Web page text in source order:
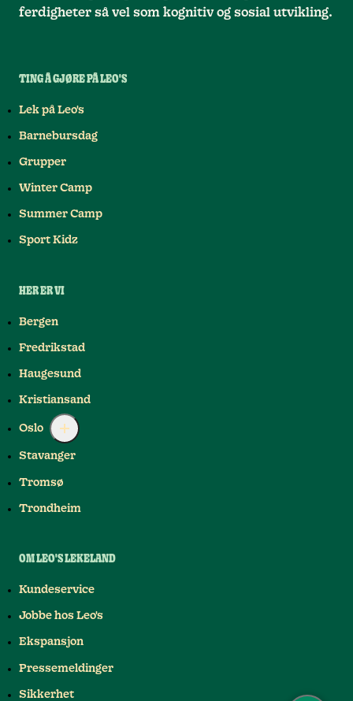
ferdigheter så vel som kognitiv og sosial utvikling.
TING Å GJØRE PÅ LEO'S
Lek på Leo's
Barnebursdag
Grupper
Winter Camp
Summer Camp
Sport Kidz
HER ER VI
Bergen
Fredrikstad
Haugesund
Kristiansand
Oslo
Stavanger
Tromsø
Trondheim
OM LEO'S LEKELAND
Kundeservice
Jobbe hos Leo's
Ekspansjon
Pressemeldinger
Sikkerhet